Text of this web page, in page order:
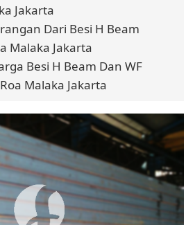
Jakarta
Dari Besi H Beam
Malaka Jakarta
Besi H Beam Dan WF
Malaka Jakarta